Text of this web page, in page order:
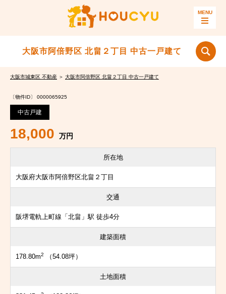
大阪市阿倍野区 北畠２丁目 中古一戸建て
大阪市城東区 不動産 ＞ 大阪市阿倍野区 北畠２丁目 中古一戸建て
〔物件ID〕 0000065925
中古戸建
18,000 万円
所在地
大阪府大阪市阿倍野区北畠２丁目
交通
阪堺電軌上町線「北畠」駅 徒歩4分
建築面積
178.80m2 （54.08坪）
土地面積